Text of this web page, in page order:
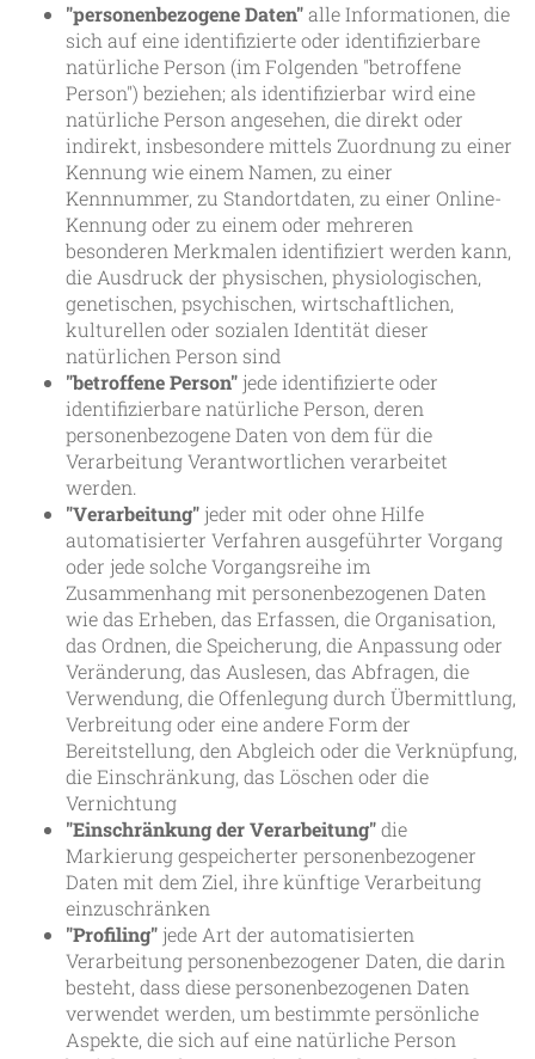
"personenbezogene Daten"alle Informationen, die
sich auf eine identifizierte oder identifizierbare
natürliche Person (im Folgenden "betroffene
Person") beziehen; als identifizierbar wird eine
natürliche Person angesehen, die direkt oder
indirekt, insbesondere mittels Zuordnung zu einer
Kennung wie einem Namen, zu einer
Kennnummer, zu Standortdaten, zu einer Online-
Kennung oder zu einem oder mehreren
besonderen Merkmalen identifiziert werden kann,
die Ausdruck der physischen, physiologischen,
genetischen, psychischen, wirtschaftlichen,
kulturellen oder sozialen Identität dieser
natürlichen Person sind
"betroffene Person" jede identifizierte oder
identifizierbare natürliche Person, deren
personenbezogene Daten von dem für die
Verarbeitung Verantwortlichen verarbeitet
werden.
"Verarbeitung" jeder mit oder ohne Hilfe
automatisierter Verfahren ausgeführter Vorgang
oder jede solche Vorgangsreihe im
Zusammenhang mit personenbezogenen Daten
wie das Erheben, das Erfassen, die Organisation,
das Ordnen, die Speicherung, die Anpassung oder
Veränderung, das Auslesen, das Abfragen, die
Verwendung, die Offenlegung durch Übermittlung,
Verbreitung oder eine andere Form der
Bereitstellung, den Abgleich oder die Verknüpfung,
die Einschränkung, das Löschen oder die
Vernichtung
"Einschränkung der Verarbeitung"die
Markierung gespeicherter personenbezogener
Daten mit dem Ziel, ihre künftige Verarbeitung
einzuschränken
"Profiling" jede Art der automatisierten
Verarbeitung personenbezogener Daten, die darin
besteht, dass diese personenbezogenen Daten
verwendet werden, um bestimmte persönliche
Aspekte, die sich auf eine natürliche Person